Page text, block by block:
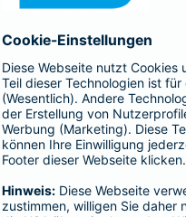
Barmenia
kontaktieren.